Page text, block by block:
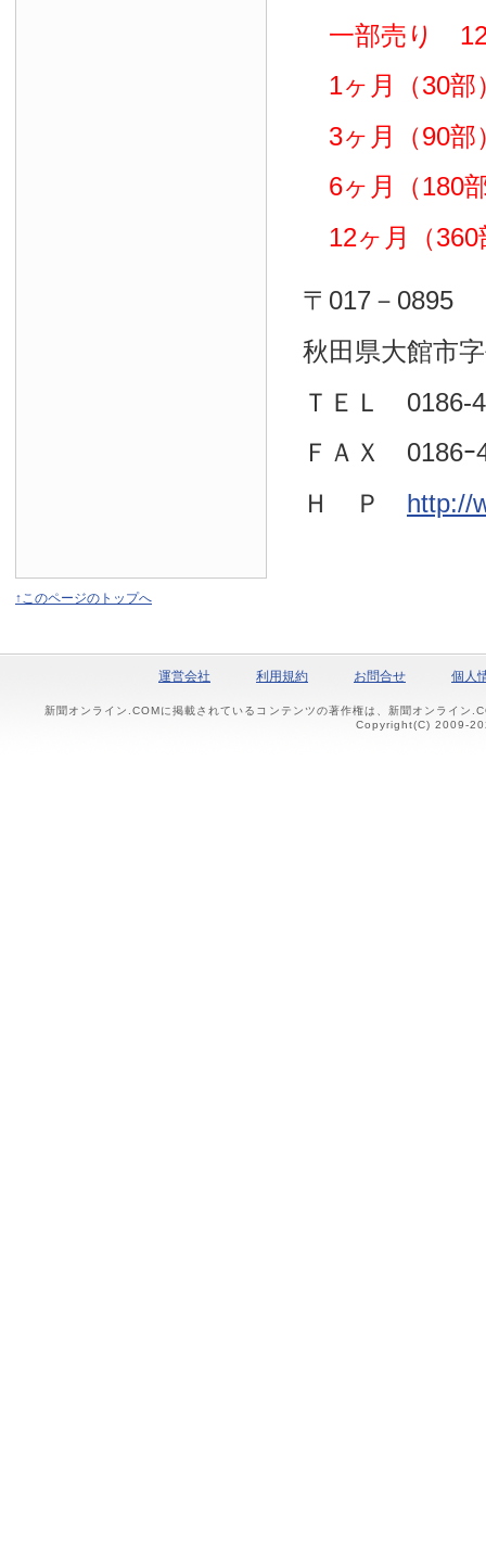
一部売り
1ヶ月（30
3ヶ月（90
6ヶ月（180
12ヶ月（
〒017－0895
秋田県大館市
ＴＥＬ 0186-
ＦＡＸ 0186ｰ
Ｈ Ｐ http://
↑このページのトップへ
運営会社 利用規約 お問合せ 個人
新聞オンライン.COMに掲載されているコンテンツの著作権は、新聞オンライン
Copyright(C) 2009-